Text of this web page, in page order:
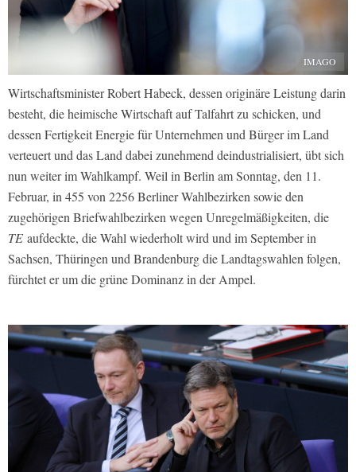
IMAGO
Wirtschaftsminister Robert Habeck, dessen originäre Leistung darin
besteht, die heimische Wirtschaft auf Talfahrt zu schicken, und
dessen Fertigkeit Energie für Unternehmen und Bürger im Land
verteuert und das Land dabei zunehmend deindustrialisiert, übt sich
nun weiter im Wahlkampf. Weil in Berlin am Sonntag, den 11.
Februar, in 455 von 2256 Berliner Wahlbezirken sowie den
zugehörigen Briefwahlbezirken wegen Unregelmäßigkeiten, die
TE aufdeckte, die Wahl wiederholt wird und im September in
Sachsen, Thüringen und Brandenburg die Landtagswahlen folgen,
fürchtet er um die grüne Dominanz in der Ampel.